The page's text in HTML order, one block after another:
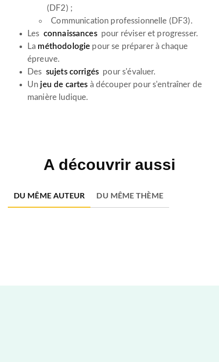
(DF2) ;
Communication professionnelle (DF3).
Les connaissances pour réviser et progresser.
La méthodologie pour se préparer à chaque
épreuve.
Des sujets corrigés pour s'évaluer.
Un jeu de cartes à découper pour s'entraîner de
manière ludique.
A découvrir aussi
DU MÊME AUTEUR DU MÊME THÈME